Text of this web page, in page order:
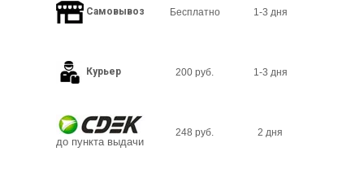
Самовывоз Бесплатно 1-3 дня
Курьер 200 руб. 1-3 дня
до пункта выдачи
248 руб. 2 дня